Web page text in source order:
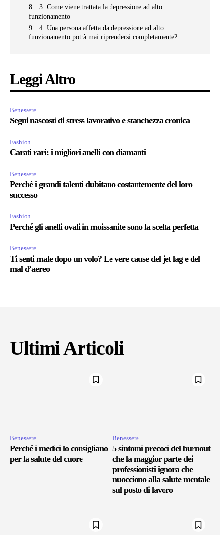
3. Come viene trattata la depressione ad alto
funzionamento
4. Una persona affetta da depressione ad alto
funzionamento potrà mai riprendersi completamente?
Leggi Altro
Benessere
Segni nascosti di stress lavorativo e stanchezza cronica
Fashion
Carati rari: i migliori anelli con diamanti
Benessere
Perché i grandi talenti dubitano costantemente del loro
successo
Fashion
Perché gli anelli ovali in moissanite sono la scelta perfetta
Benessere
Ti senti male dopo un volo? Le vere cause del jet lag e del
mal d’aereo
Ultimi Articoli
Benessere
Perché i medici lo consigliano
per la salute del cuore
Benessere
5 sintomi precoci del burnout
che la maggior parte dei
professionisti ignora che
nuocciono alla salute mentale
sul posto di lavoro